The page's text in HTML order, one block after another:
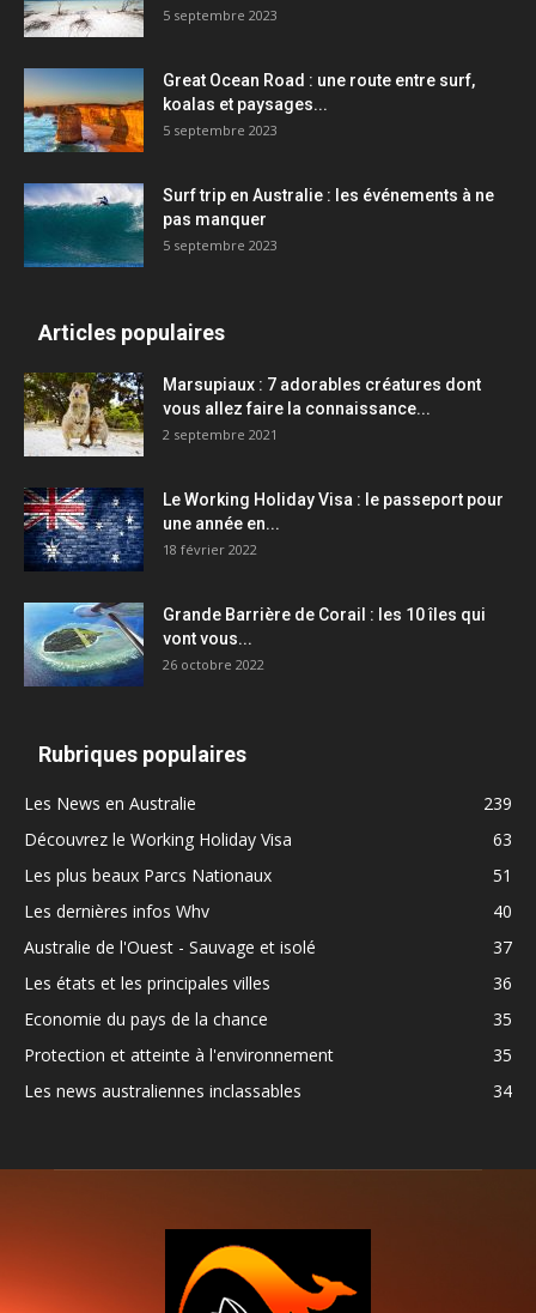
5 septembre 2023
Great Ocean Road : une route entre surf,
koalas et paysages...
5 septembre 2023
Surf trip en Australie : les événements à ne
pas manquer
5 septembre 2023
Articles populaires
Marsupiaux : 7 adorables créatures dont
vous allez faire la connaissance...
2 septembre 2021
Le Working Holiday Visa : le passeport pour
une année en...
18 février 2022
Grande Barrière de Corail : les 10 îles qui
vont vous...
26 octobre 2022
Rubriques populaires
Les News en Australie
239
Découvrez le Working Holiday Visa
63
Les plus beaux Parcs Nationaux
51
Les dernières infos Whv
40
Australie de l'Ouest - Sauvage et isolé
37
Les états et les principales villes
36
Economie du pays de la chance
35
Protection et atteinte à l'environnement
35
Les news australiennes inclassables
34